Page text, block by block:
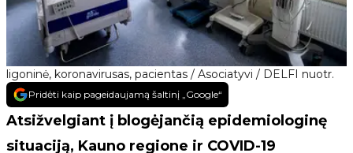
ligoninė, koronavirusas, pacientas / Asociatyvi / DELFI nuotr.
Pridėti kaip pageidaujamą šaltinį „Google“
Atsižvelgiant į blogėjančią epidemiologinę
situaciją, Kauno regione ir COVID-19